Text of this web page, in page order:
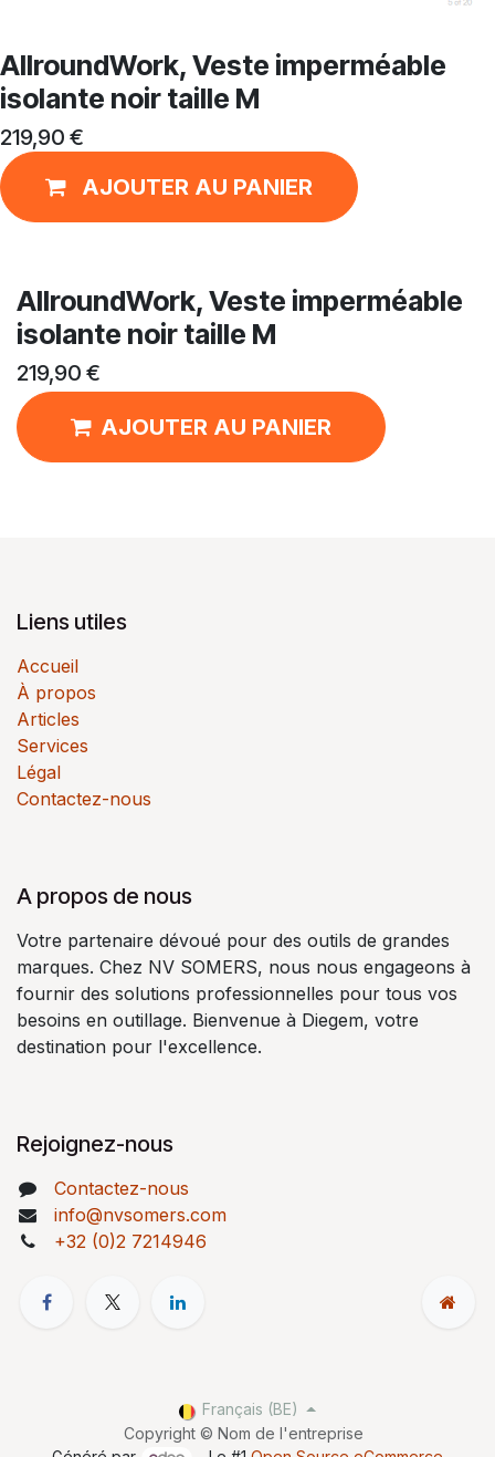
AllroundWork, Veste imperméable
isolante noir taille M
219,90 €
AJOUTER AU PANIER
AllroundWork, Veste imperméable
isolante noir taille M
219,90 €
AJOUTER AU PANIER
Liens utiles
Accueil
À propos
Articles
Services
Légal
Contactez-nous
A propos de nous
Votre partenaire dévoué pour des outils de grandes
marques. Chez NV SOMERS, nous nous engageons à
fournir des solutions professionnelles pour tous vos
besoins en outillage. Bienvenue à Diegem, votre
destination pour l'excellence.
Rejoignez-nous
Contactez-nous
info@nvsomers.com
+32 (0)2 7214946
Copyright © Nom de l'entreprise
Français (BE)